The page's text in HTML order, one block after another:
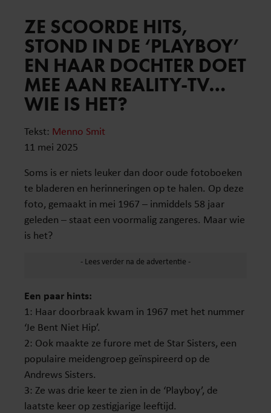
ZE SCOORDE HITS,
STOND IN DE ‘PLAYBOY’
EN HAAR DOCHTER DOET
MEE AAN REALITY-TV…
WIE IS HET?
Tekst: Menno Smit
11 mei 2025
Soms is er niets leuker dan door oude fotoboeken
te bladeren en herinneringen op te halen. Op deze
foto, gemaakt in mei 1967 – inmiddels 58 jaar
geleden – staat een voormalig zangeres. Maar wie
is het?
Een paar hints:
1: Haar doorbraak kwam in 1967 met het nummer
‘Je Bent Niet Hip’.
2: Ook maakte ze furore met de Star Sisters, een
populaire meidengroep geïnspireerd op de
Andrews Sisters.
3: Ze was drie keer te zien in de ‘Playboy’, de
laatste keer op zestigjarige leeftijd.